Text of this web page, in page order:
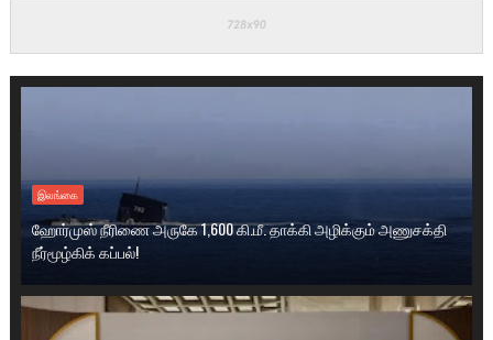
இலங்கை
ஹோர்முஸ் நீரிணை அருகே 1,600 கி.மீ. தாக்கி அழிக்கும் அணுசக்தி
நீர்மூழ்கிக் கப்பல்!